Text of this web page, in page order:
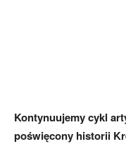
Kontynuujemy cykl
poświęcony historii